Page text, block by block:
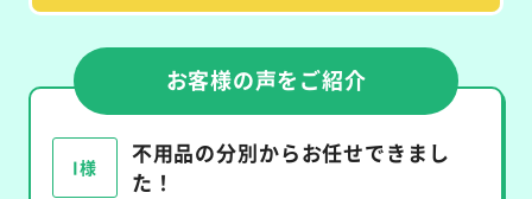
お客様の声をご紹介
I様
不用品の分別からお任せできまし
た！